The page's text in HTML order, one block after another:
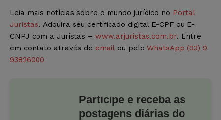
Leia mais notícias sobre o mundo jurídico no Portal
Juristas. Adquira seu certificado digital E-CPF ou E-
CNPJ com a Juristas – www.arjuristas.com.br. Entre
em contato através de email ou pelo WhatsApp (83) 9
93826000
Participe e receba as
postagens diárias do